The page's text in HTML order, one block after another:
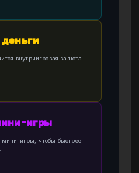
внутриигровая валюта
игры
мини-игры, чтобы быстрее